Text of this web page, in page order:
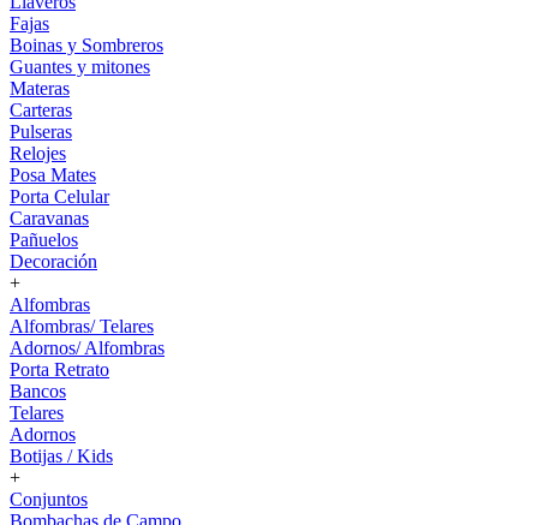
Fajas
Boinas y Sombreros
Guantes y mitones
Materas
Carteras
Pulseras
Relojes
Posa Mates
Porta Celular
Caravanas
Pañuelos
Decoración
+
Alfombras
Alfombras/ Telares
Adornos/ Alfombras
Porta Retrato
Bancos
Telares
Adornos
Botijas / Kids
+
Conjuntos
Bombachas de Campo